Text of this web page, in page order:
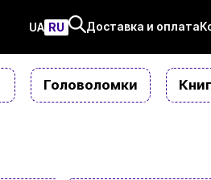
UAㅤ RU Доставка и оплата
Головоломки